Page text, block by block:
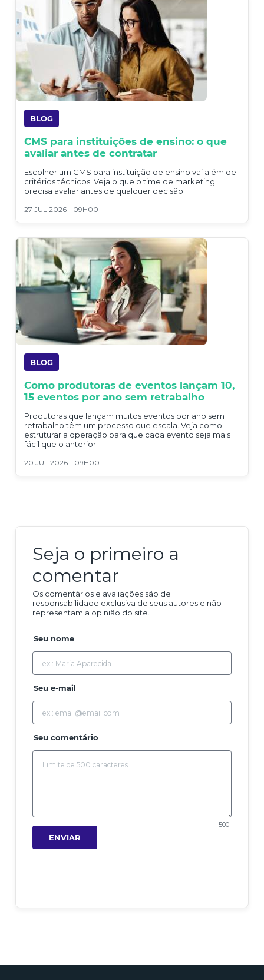
BLOG
CMS para instituições de ensino: o que
avaliar antes de contratar
Escolher um CMS para instituição de ensino vai além de
critérios técnicos. Veja o que o time de marketing
precisa avaliar antes de qualquer decisão.
27 JUL 2026 - 09H00
BLOG
Como produtoras de eventos lançam 10,
15 eventos por ano sem retrabalho
Produtoras que lançam muitos eventos por ano sem
retrabalho têm um processo que escala. Veja como
estruturar a operação para que cada evento seja mais
fácil que o anterior.
20 JUL 2026 - 09H00
Seja o primeiro a
comentar
Os comentários e avaliações são de
responsabilidade exclusiva de seus autores e não
representam a opinião do site.
Seu nome
Seu e-mail
Seu comentário
500
ENVIAR